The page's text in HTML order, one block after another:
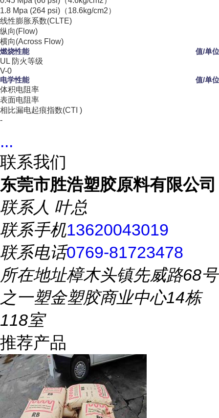
1.8 Mpa (264 psi)（18.6kg/cm2）
线性膨胀系数(CLTE)
纵向(Flow)
横向(Across Flow)
燃烧性能
值/单位
UL 防火等级
V-0
电学性能
值/单位
体积电阻率
表面电阻率
相比漏电起痕指数(CTI )
-
...
联系我们
东莞市胜浩塑胶原料有限公司
联系人 叶总
联系手机13620043019
联系电话0769-81723478
所在地址樟木头镇先威路68号
之一塑金塑胶商业中心14栋
118室
推荐产品